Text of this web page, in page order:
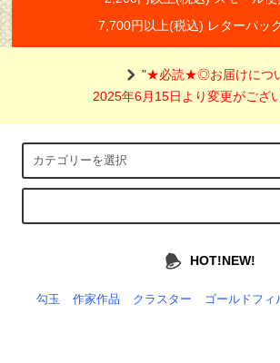
7,700円以上(税込) レターパッ
"★必読★◎お届けにつ
2025年6月15日より変更がござ
HOT!NEW!
勾玉 作家作品 クラスター ゴールドフィ